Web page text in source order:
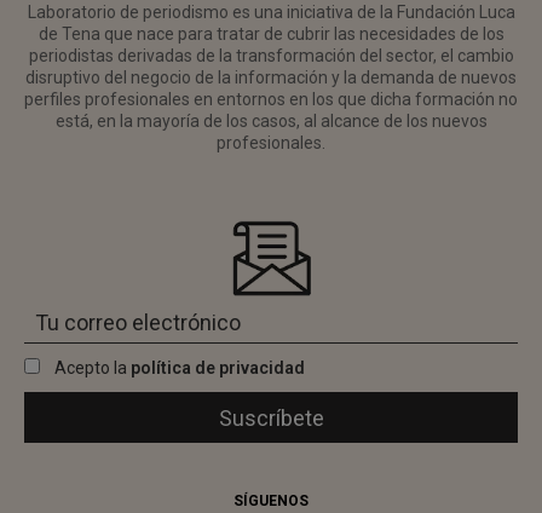
Laboratorio de periodismo es una iniciativa de la Fundación Luca
de Tena que nace para tratar de cubrir las necesidades de los
periodistas derivadas de la transformación del sector, el cambio
disruptivo del negocio de la información y la demanda de nuevos
perfiles profesionales en entornos en los que dicha formación no
está, en la mayoría de los casos, al alcance de los nuevos
profesionales.
Acepto la política de privacidad
SÍGUENOS